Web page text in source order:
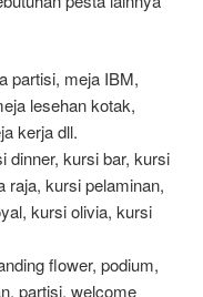
partisi, meja IBM,
lesehan kotak,
kerja dll.
dinner, kursi bar, kursi
raja, kursi pelaminan,
kursi olivia, kursi
flower, podium,
partisi, welcome